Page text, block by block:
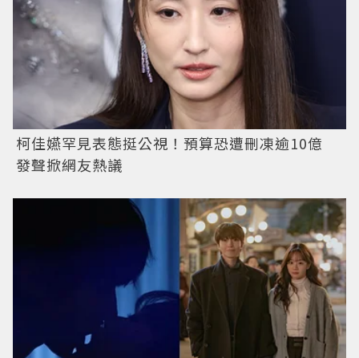
柯佳嬿罕見表態挺公視！預算恐遭刪凍逾10億
發聲掀網友熱議